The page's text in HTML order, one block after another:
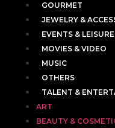
GOURMET
JEWELRY &
EVENTS & LEISURE
MOVIES & VIDEO
MUSIC
OTHERS
TALENT &
ART
BEAUTY &